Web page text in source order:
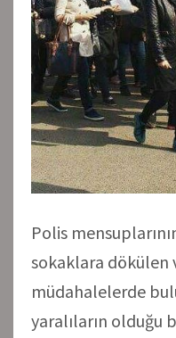
Polis
sokaklara dökülen
müdahalelerde
yaralıların olduğu